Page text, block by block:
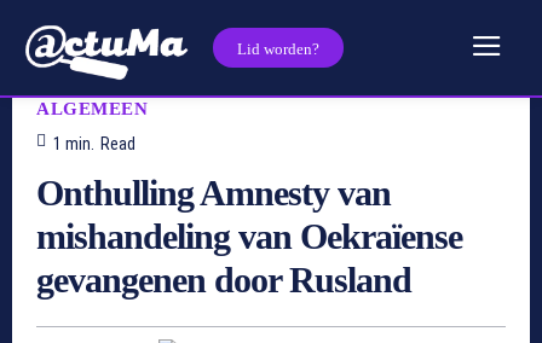
Lid worden?
ALGEMEEN
1 min. Read
Onthulling Amnesty van
mishandeling van Oekraïense
gevangenen door Rusland